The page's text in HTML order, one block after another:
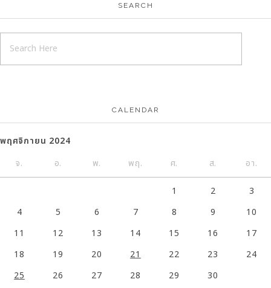
SEARCH
CALENDAR
พฤศจิกายน 2024
จ.
อ. พ. พฤ. ศ. ส. อา.
1 2
3
4
5 6 7 8 9
10
11
12 13 14 15 16
17
18
19 20 21 22 23
24
25
26 27 28 29
30